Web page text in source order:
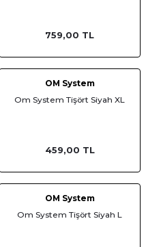
759,00 TL
OM System
Om System Tişört Siyah XL
459,00 TL
OM System
Om System Tişört Siyah L